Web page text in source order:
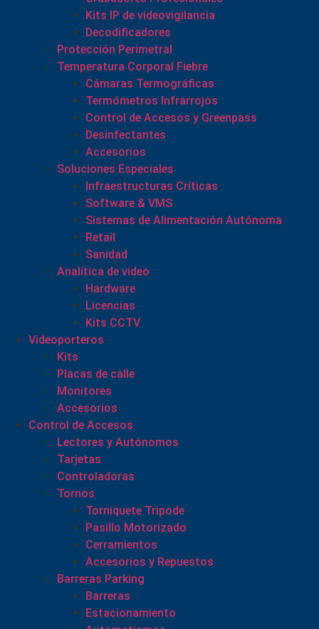
Kits IP de videovigilancia
Decodificadores
Protección Perimetral
Temperatura Corporal Fiebre
Cámaras Termográficas
Termómetros Infrarrojos
Control de Accesos y Greenpass
Desinfectantes
Accesorios
Soluciones Especiales
Infraestructuras Críticas
Software & VMS
Sistemas de Alimentación Autónoma
Retail
Sanidad
Analítica de video
Hardware
Licencias
Kits CCTV
Videoporteros
Kits
Placas de calle
Monitores
Accesorios
Control de Accesos
Lectores y Autónomos
Tarjetas
Controladoras
Tornos
Torniquete Tripode
Pasillo Motorizado
Cerramientos
Accesorios y Repuestos
Barreras Parking
Barreras
Estacionamiento